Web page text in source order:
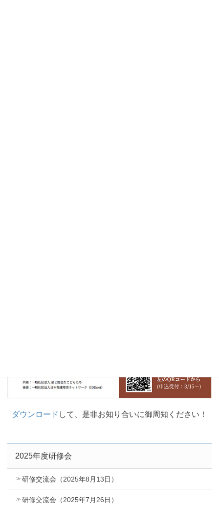
ダウンロード して、是非お知り合いに御周知ください！
2025年度研修会
研修交流会（2025年8月13日）
研修交流会（2025年7月26日）